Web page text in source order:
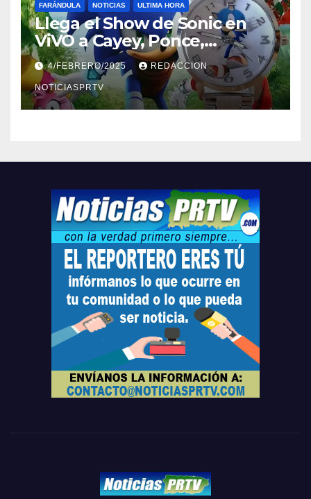
FARÁNDULA NOTICIAS ULTIMA HORA
Llega el Show de Sonic en
ViVO a Cayey, Ponce,
Barceloneta y Humacao,
Relojes gratis para el que
compre ahora….
4/FEBRERO/2025 REDACCION
NOTICIASPRTV